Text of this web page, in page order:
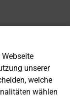
unserer
welche
wählen